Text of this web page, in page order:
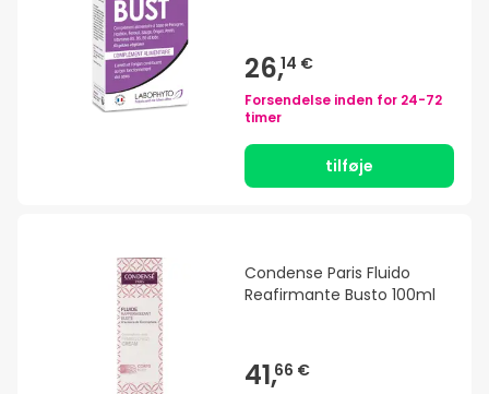
26,14 €
Forsendelse inden for 24-72
timer
tilføje
Condense Paris Fluido
Reafirmante Busto 100ml
41,66 €